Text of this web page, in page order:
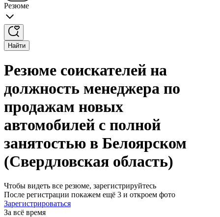
Резюме
Найти
Резюме соискателей на
должность менеджера по
продажам новых
автомобилей с полной
занятостью в Белоярском
(Свердловская область)
Чтобы видеть все резюме, зарегистрируйтесь
После регистрации покажем ещё 3 и откроем фото
Зарегистрироваться
За всё время